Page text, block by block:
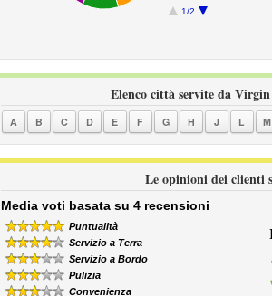
1/2
Elenco città servite da
A B C D E F G H J L M
Le opinioni dei
Media voti basata su 4 recensioni
Puntualità
Servizio a Terra
Servizio a Bordo
Pulizia
Convenienza